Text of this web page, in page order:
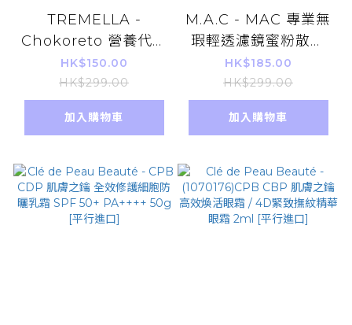
TREMELLA -
Chokoreto 營養代餐
奶昔（比利時朱古力
味）540g 18包 平行
進口
HK$150.00
HK$299.00
加入購物車
M.A.C - MAC 專業無
瑕輕透濾鏡蜜粉散粉
(薰衣草紫) 6.5g (平行
進口) 【絕絕紫】
HK$185.00
HK$299.00
加入購物車